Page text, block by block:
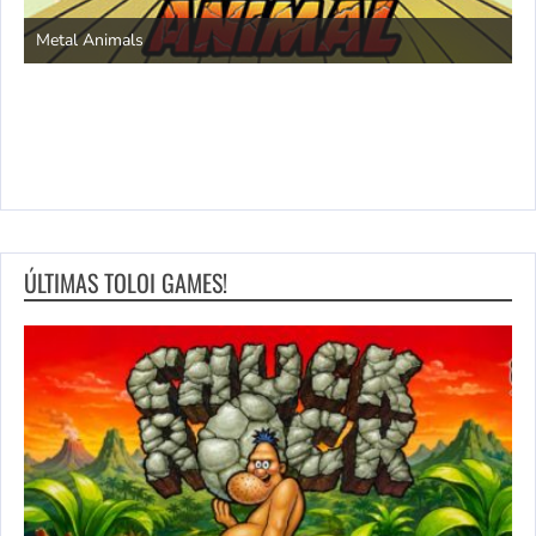
Metal Animals
ÚLTIMAS TOLOI GAMES!